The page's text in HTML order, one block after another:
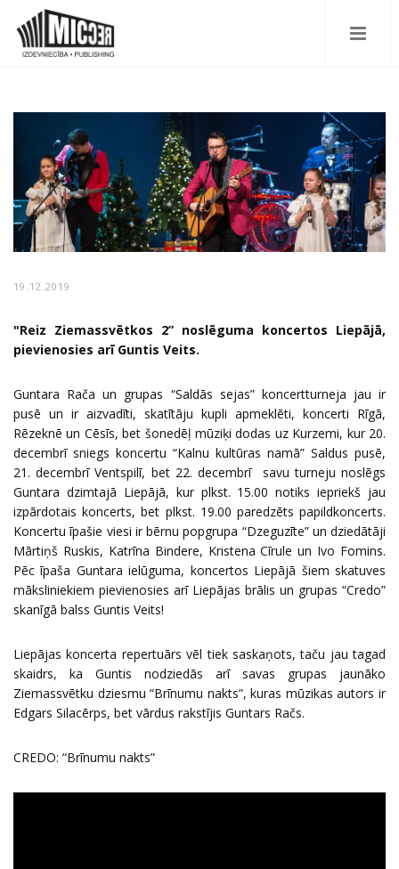
19.12.2019
"Reiz Ziemassvētkos 2” noslēguma koncertos Liepājā,
pievienosies arī Guntis Veits.
Guntara Rača un grupas “Saldās sejas” koncertturneja jau ir
pusē un ir aizvadīti, skatītāju kupli apmeklēti, koncerti Rīgā,
Rēzeknē un Cēsīs, bet šonedēļ mūziķi dodas uz Kurzemi, kur 20.
decembrī sniegs koncertu “Kalnu kultūras namā” Saldus pusē,
21. decembrī Ventspilī, bet 22. decembrī savu turneju noslēgs
Guntara dzimtajā Liepājā, kur plkst. 15.00 notiks iepriekš jau
izpārdotais koncerts, bet plkst. 19.00 paredzēts papildkoncerts.
Koncertu īpašie viesi ir bērnu popgrupa “Dzeguzīte” un dziedātāji
Mārtiņš Ruskis, Katrīna Bindere, Kristena Cīrule un Ivo Fomins.
Pēc īpaša Guntara ielūguma, koncertos Liepājā šiem skatuves
māksliniekiem pievienosies arī Liepājas brālis un grupas “Credo”
skanīgā balss Guntis Veits!
Liepājas koncerta repertuārs vēl tiek saskaņots, taču jau tagad
skaidrs, ka Guntis nodziedās arī savas grupas jaunāko
Ziemassvētku dziesmu “Brīnumu nakts”, kuras mūzikas autors ir
Edgars Silacērps, bet vārdus rakstījis Guntars Račs.
CREDO: “Brīnumu nakts”